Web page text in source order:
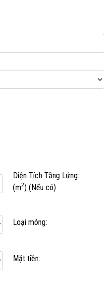
Diện Tích Tầng Lửng:
(m2) (Nếu có)
Loại móng:
Mặt tiền: